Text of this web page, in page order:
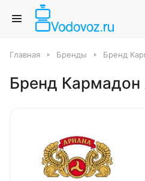
Главная Бренды Бренд
Бренд Кармадон